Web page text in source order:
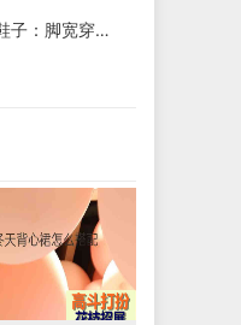
脚宽脚胖适合穿什么品牌的鞋子：脚宽穿的凉鞋